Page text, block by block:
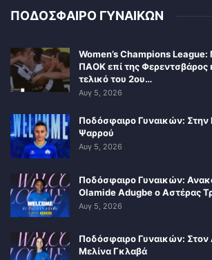
ΠΟΔΟΣΦΑΙΡΟ ΓΥΝΑΙΚΩΝ
Women’s Champions League:
ΠΑΟΚ επί της Φερεντσβάρος
τελικό του 2ου…
Αυγ 5, 2026
Ποδόσφαιρο Γυναικών: Στην
Ψαρρού
Αυγ 5, 2026
Ποδόσφαιρο Γυναικών:
Olamide Adugbe ο Αστέρας
Αυγ 5, 2026
Ποδόσφαιρο Γυναικών: Στον
Μελίνα Γκλαβά